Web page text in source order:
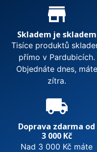
Proč nakupovat u
store_mall_directory
Skladem je skladem
Tisíce produktů
přímo v Pardubicích.
Objednáte dnes, máte
zítra.
local_shipping
Doprava zdarma od
3 000 Kč
Nad 3 000 Kč máte